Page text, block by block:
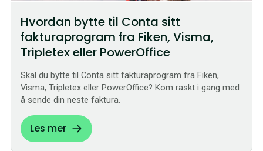
Hvordan bytte til Conta sitt
fakturaprogram fra Fiken, Visma,
Tripletex eller PowerOffice
Skal du bytte til Conta sitt fakturaprogram fra Fiken,
Visma, Tripletex eller PowerOffice? Kom raskt i gang med
å sende din neste faktura.
Les mer